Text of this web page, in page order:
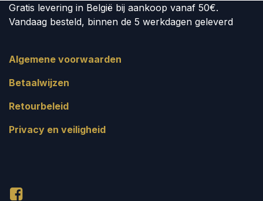
Gratis levering in België bij aankoop vanaf 50€.
Vandaag besteld, binnen de 5 werkdagen geleverd
Algemene voorwaarden
Betaalwijzen
Retourbeleid
Privacy en veiligheid